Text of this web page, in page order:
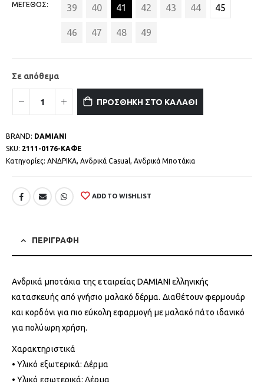
ΜΕΓΕΘΟΣ 39 40 41 42 43 44 45
46 47 48 49
Σε απόθεμα
ΠΡΟΣΘΗΚΗ ΣΤΟ ΚΑΛΑΘΙ
BRAND: DAMIANI
SKU: 2111-0176-ΚΑΦΕ
Κατηγορίες: ΑΝΔΡΙΚΑ, Ανδρικά Casual, Ανδρικά Μποτάκια
ADD TO WISHLIST
ΠΕΡΙΓΡΑΦΗ
Ανδρικά μποτάκια της εταιρείας DAMIANI ελληνικής
κατασκευής από γνήσιο μαλακό δέρμα. Διαθέτουν φερμουάρ
και κορδόνι για πιο εύκολη εφαρμογή με μαλακό πάτο ιδανικό
για πολύωρη χρήση.
Χαρακτηριστικά
• Υλικό εξωτερικά: Δέρμα
• Υλικό εσωτερικά: Δέρμα